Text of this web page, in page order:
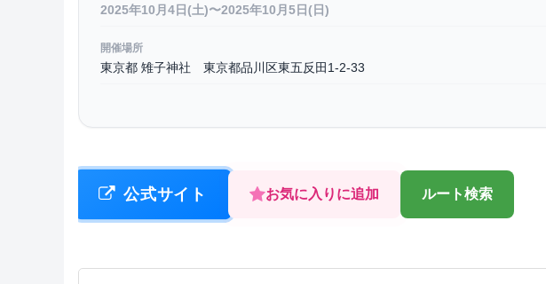
2025年10月4日(土)〜2025年10月5日(日)
開催場所
東京都 雉子神社 東京都品川区東五反田1-2-33
公式サイト お気に入りに追加 ルート検索